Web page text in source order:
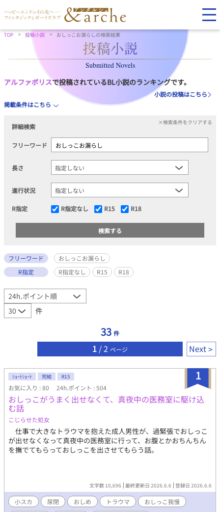
TOP 投稿小説 おしっこお漏らしの検索結果
Submitted Novels
アルファポリスで投稿されているBL小説のランキングです。
小説の投稿はこちら
掲載条件はこちら
詳細検索
×検索条件をクリアする
フリーワード
長さ
進行状況
R指定 R指定なし R15 R18
フリーワード
おしっこお漏らし
R指定
R指定なし R15 R18
件
33 件
1 / 2 ページ Next
1
ｼｮｰﾄｼｮｰﾄ 完結 R15
お気に入り : 80 24h.ポイント : 504
おしっこがうまく出せなくて、真夜中の医務室に駆け込
む話
こじらせた処女
仕事で大きなトラウマを抱えた成人男性が、過緊張でおしっこ
が出せなくなって真夜中の医務室に行って、お腹とかおちんちん
を撫でてもらっておしっこを出させてもらう話。
文字数 10,696 最終更新日 2026.6.6 登録日 2026.6.6
小スカ 尿閉 おしめ トラウマ
おしっこ我慢